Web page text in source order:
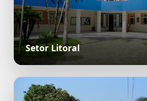
Setor Litoral